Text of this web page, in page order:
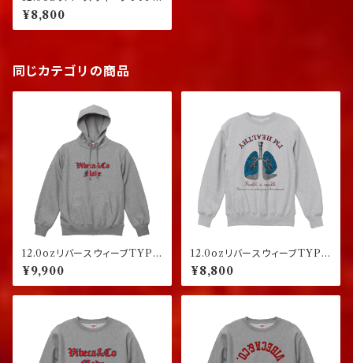
スウェット グレー
¥8,800
同じカテゴリの商品
12.0ozリバースウィーブTYPE
プルオーバーパーカー グレー
¥9,900
12.0ozリバースウィーブTYPE
スウェット アッシュグレー
¥8,800